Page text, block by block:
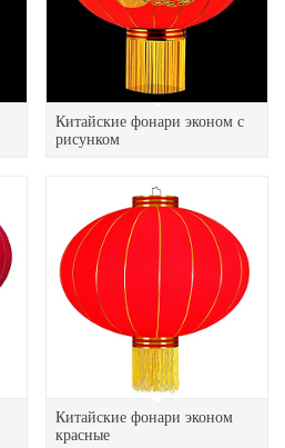
Китайские фонари эконом с
рисунком
Китайские фонари эконом
красные